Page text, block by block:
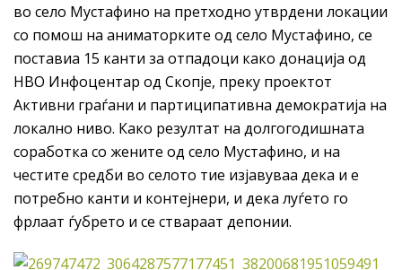
во село Мустафино на претходно утврдени локации
со помош на аниматорките од село Мустафино, се
поставиа 15 канти за отпадоци како донација од
НВО Инфоцентар од Скопје, преку проектот
Активни граѓани и партиципативна демократија на
локално ниво. Како резултат на долгогодишната
соработка со жените од село Мустафино, и на
честите средби во селото тие изјавуваа дека и е
потребно канти и контејнери, и дека луѓето го
фрлаат ѓубрето и се ствараат депонии.